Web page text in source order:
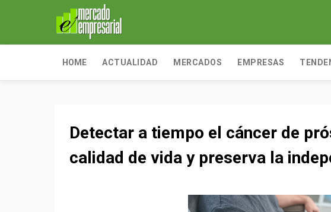
HOME ACTUALIDAD MERCADOS EMPRESAS
Detectar a tiempo el cáncer de
calidad de vida y preserva la